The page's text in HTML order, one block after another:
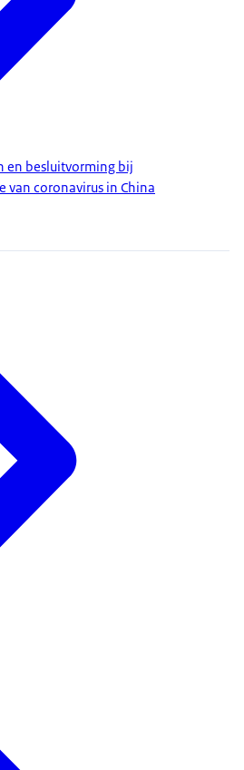
en besluitvorming bij
coronavirus in China